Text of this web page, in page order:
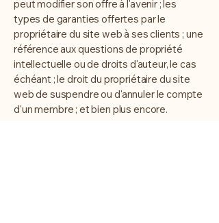
peut modifier son offre à l'avenir ; les
types de garanties offertes par le
propriétaire du site web à ses clients ; une
référence aux questions de propriété
intellectuelle ou de droits d'auteur, le cas
échéant ; le droit du propriétaire du site
web de suspendre ou d'annuler le compte
d'un membre ; et bien plus encore.